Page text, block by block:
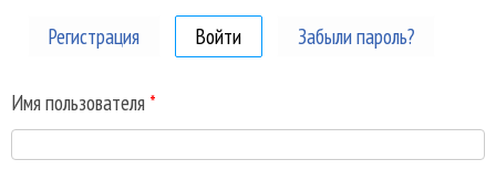
Регистрация Войти (активная вкладка)
Забыли пароль?
Имя пользователя *